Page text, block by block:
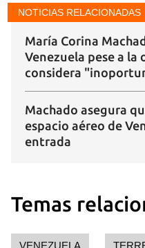
NOTICIAS RELACIONADAS
María Corina
Venezuela pese a la
considera
Machado asegura
espacio aéreo de
entrada
Temas